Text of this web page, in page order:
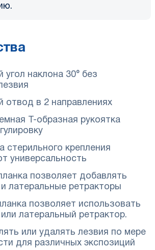
угол наклона 30° без
отвод в 2 направлениях
T-образная рукоятка
стерильного крепления
универсальность
позволяет добавлять
латеральные ретракторы
позволяет использовать
латеральный ретрактор.
или удалять лезвия по мере
для различных экспозиций